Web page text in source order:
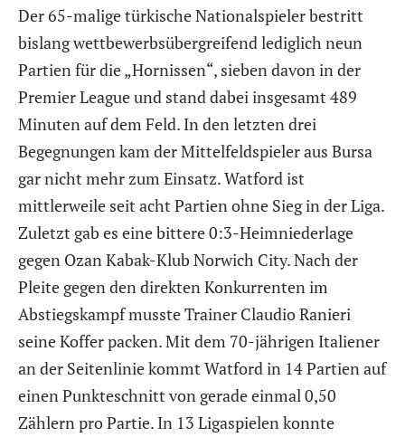
Der 65-malige türkische Nationalspieler bestritt
bislang wettbewerbsübergreifend lediglich neun
Partien für die „Hornissen“, sieben davon in der
Premier League und stand dabei insgesamt 489
Minuten auf dem Feld. In den letzten drei
Begegnungen kam der Mittelfeldspieler aus Bursa
gar nicht mehr zum Einsatz. Watford ist
mittlerweile seit acht Partien ohne Sieg in der Liga.
Zuletzt gab es eine bittere 0:3-Heimniederlage
gegen Ozan Kabak-Klub Norwich City. Nach der
Pleite gegen den direkten Konkurrenten im
Abstiegskampf musste Trainer Claudio Ranieri
seine Koffer packen. Mit dem 70-jährigen Italiener
an der Seitenlinie kommt Watford in 14 Partien auf
einen Punkteschnitt von gerade einmal 0,50
Zählern pro Partie. In 13 Ligaspielen konnte